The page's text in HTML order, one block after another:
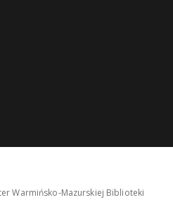
Warmińsko-Mazurskiej Biblioteki